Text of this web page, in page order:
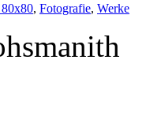
, Fotografie, Werke